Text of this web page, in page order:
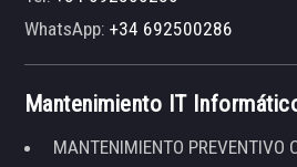
WhatsApp:+34 692500286
Mantenimiento IT
MANTENIMIENTO PREVENTIVO